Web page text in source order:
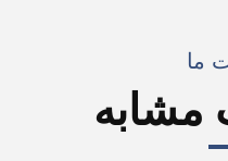
ما
مشابه